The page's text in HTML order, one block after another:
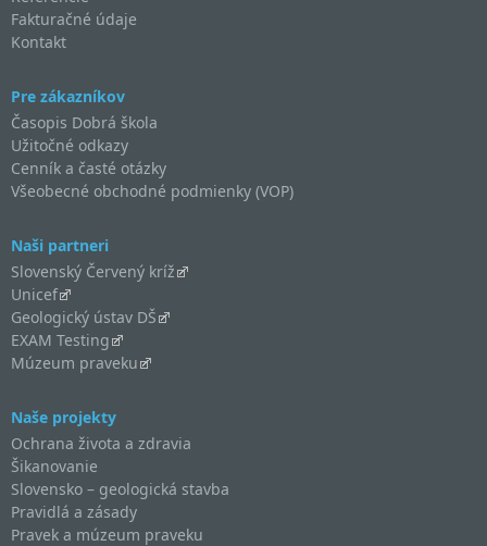
Fakturačné údaje
Kontakt
Pre zákazníkov
Časopis Dobrá škola
Užitočné odkazy
Cenník a časté otázky
Všeobecné obchodné podmienky (VOP)
Naši partneri
Slovenský Červený kríž
Unicef
Geologický ústav DŠ
EXAM Testing
Múzeum praveku
Naše projekty
Ochrana života a zdravia
Šikanovanie
Slovensko – geologická stavba
Pravidlá a zásady
Pravek a múzeum praveku